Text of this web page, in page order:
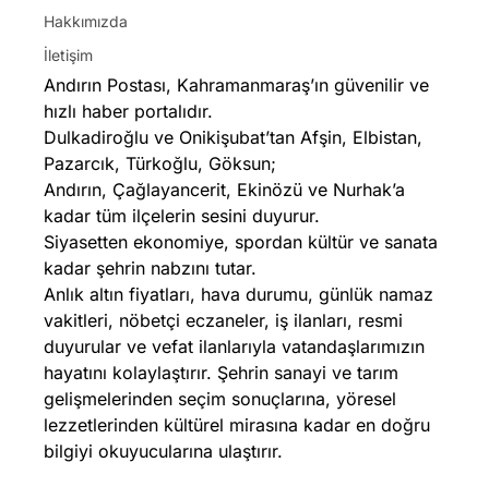
Hakkımızda
İletişim
Andırın Postası, Kahramanmaraş’ın güvenilir ve
hızlı haber portalıdır.
Dulkadiroğlu ve Onikişubat’tan Afşin, Elbistan,
Pazarcık, Türkoğlu, Göksun;
Andırın, Çağlayancerit, Ekinözü ve Nurhak’a
kadar tüm ilçelerin sesini duyurur.
Siyasetten ekonomiye, spordan kültür ve sanata
kadar şehrin nabzını tutar.
Anlık altın fiyatları, hava durumu, günlük namaz
vakitleri, nöbetçi eczaneler, iş ilanları, resmi
duyurular ve vefat ilanlarıyla vatandaşlarımızın
hayatını kolaylaştırır. Şehrin sanayi ve tarım
gelişmelerinden seçim sonuçlarına, yöresel
lezzetlerinden kültürel mirasına kadar en doğru
bilgiyi okuyucularına ulaştırır.